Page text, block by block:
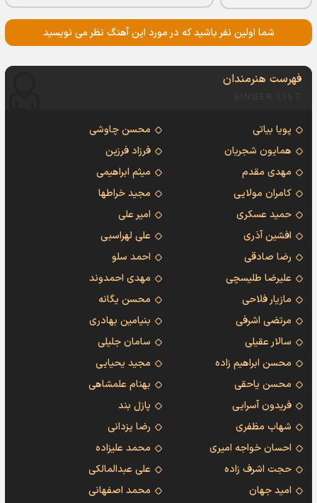
شما اولین نفر باشید که در مورد این آهنگ نظر می نویسید
فهرست هنرمندان
پویا بیاتی
محسن چاوشی
همایون شجریان
فرزاد فرزین
مهدی مقدم
میثم ابراهیمی
کامران مولایی
مجید خراطها
حمید عسکری
امیر علی
افشین آذری
علی لهراسبی
رضا صادقی
احمد سلو
علیرضا طلیسچی
مهدی احمدوند
مازیار فلاحی
محسن یگانه
مرتضی اشرفی
بنیامین بهادری
سالار عقیلی
سامان جلیلی
محسن ابراهیم زاده
مجید یحیایی
محسن یاحقی
بهنام علمشاهی
فریدون آسرایی
پازل بند
شهاب مظفری
رضا یزدانی
احسان خواجه امیری
محمد علیزاده
حجت اشرف زاده
علی عبدالمالکی
امید جهان
محمد اصفهانی